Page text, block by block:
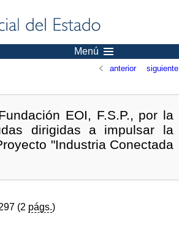
Menú
anterior siguiente
EOI, F.S.P., por la
dirigidas a impulsar la
"Industria Conectada
(2 págs.)